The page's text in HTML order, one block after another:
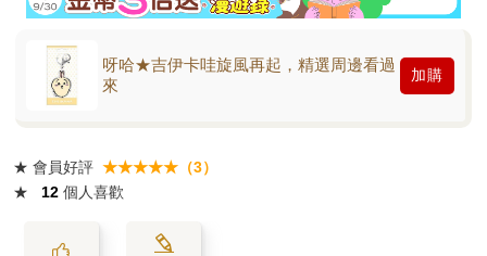
呀哈★吉伊卡哇旋風再起，精選周邊看過
來
加購
★ 會員好評 ★★★★★（3）
★
12 個人喜歡